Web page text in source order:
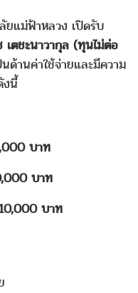
ยแม่ฟ้าหลวง เปิดรับ
ตชะนาวากุล (ทุนไม่ต่อ
านค่าใช้จ่ายและมีความ
งนี้
บาท
บาท
บาท